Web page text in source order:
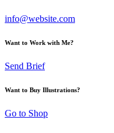
info@website.com
Want to Work with Me?
Send Brief
Want to Buy Illustrations?
Go to Shop